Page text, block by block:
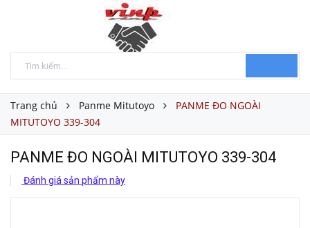
Trang chủ Panme Mitutoyo
PANME ĐO NGOÀI
MITUTOYO 339-304
PANME ĐO NGOÀI MITUTOYO 339-304
Đánh giá sản phẩm này